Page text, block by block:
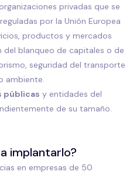
privadas que se
por la Unión Europea
productos y mercados
del blanqueo de capitales o de
seguridad del transporte
ambiente.
públicas y entidades del
de su tamaño.
implantarlo?
en empresas de 50